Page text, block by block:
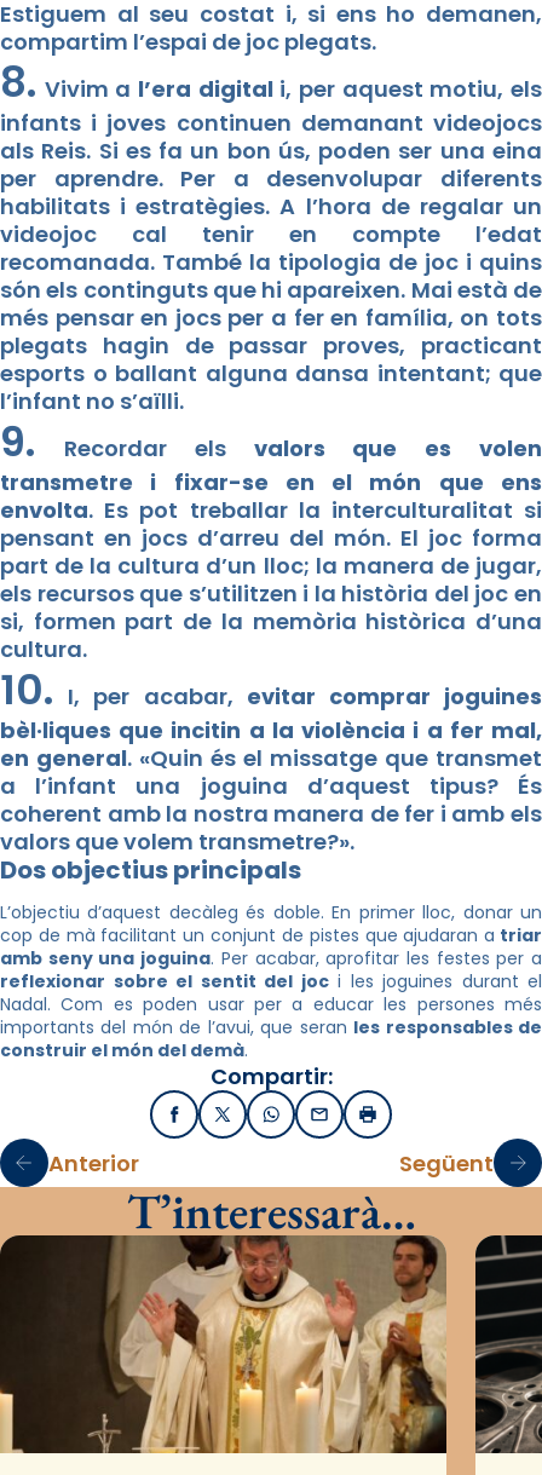
Estiguem al seu costat i, si ens ho demanen,
compartim l’espai de joc plegats.
8. Vivim a l’era digitali, per aquest motiu, els
infants i joves continuen demanant videojocs
als Reis. Si es fa un bon ús, poden ser una eina
per aprendre. Per a desenvolupar diferents
habilitats i estratègies. A l’hora de regalar un
videojoc cal tenir en compte l’edat
recomanada. També la tipologia de joc i quins
són els continguts que hi apareixen. Mai està de
més pensar en jocs per a fer en família, on tots
plegats hagin de passar proves, practicant
esports o ballant alguna dansa intentant; que
l’infant no s’aïlli.
9. Recordar elsvalors que es volen
transmetre i fixar-se en el món que ens
envolta. Es pot treballar la interculturalitat si
pensant en jocs d’arreu del món. El joc forma
part de la cultura d’un lloc; la manera de jugar,
els recursos que s’utilitzen i la història del joc en
si, formen part de la memòria històrica d’una
cultura.
10. I, per acabar, evitar comprar joguines
bèl·liques que incitin a la violència i a fer mal,
en general. «Quin és el missatge que transmet
a l’infant una joguina d’aquest tipus? És
coherent amb la nostra manera de fer i amb els
valors que volem transmetre?».
Dos objectius principals
L’objectiu d’aquest decàleg és doble. En primer lloc, donar un
cop de mà facilitant un conjunt de pistes que ajudaran a triar
amb seny una joguina. Per acabar, aprofitar les festes per a
reflexionar sobre el sentit del joci les joguines durant el
Nadal. Com es poden usar per a educar les persones més
importants del món de l’avui, que seran les responsables de
construir el món del demà.
Compartir:
FacebookX / TwitterWhatsApp
EmailImprimir
Anterior Següent
T’interessarà…